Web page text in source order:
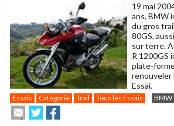
19 mai
ans, BMW
du gros
80GS,
sur terre.
R 1200GS
plate-
renouveler
Essai.
Essais Catégorie Trail Tous les Essais BMW
Envoyer
cet
Partager
sur
sur